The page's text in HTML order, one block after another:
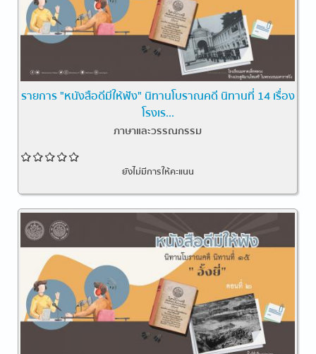
รายการ "หนังสือดีมีให้ฟัง" นิทานโบราณคดี นิทานที่ 14 เรื่อง
โรงเร...
ภาษาและวรรณกรรม
ยังไม่มีการให้คะแนน